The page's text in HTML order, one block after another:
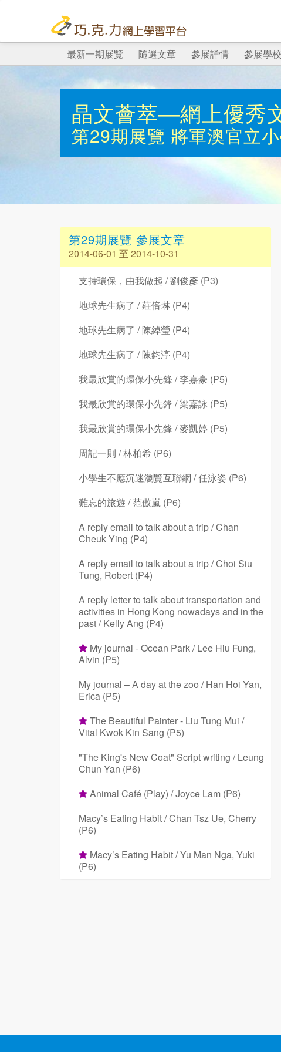
最新一期展覽 隨選文章 參展詳情 參展學校
晶文薈萃—網上優秀
第29期展覽 將軍澳官立
第29期展覽 參展文章
2014-06-01 至 2014-10-31
支持環保，由我做起 / 劉俊彥 (P3)
地球先生病了 / 莊倍琳 (P4)
地球先生病了 / 陳綽瑩 (P4)
地球先生病了 / 陳鈞渟 (P4)
我最欣賞的環保小先鋒 / 李嘉豪 (P5)
我最欣賞的環保小先鋒 / 梁嘉詠 (P5)
我最欣賞的環保小先鋒 / 麥凱婷 (P5)
周記一則 / 林柏希 (P6)
小學生不應沉迷瀏覽互聯網 / 任泳姿 (P6)
難忘的旅遊 / 范傲嵐 (P6)
A reply email to talk about a trip / Chan
Cheuk Ying (P4)
A reply email to talk about a trip / Choi Siu
Tung, Robert (P4)
A reply letter to talk about transportation and
activities in Hong Kong nowadays and in the
past / Kelly Ang (P4)
My journal - Ocean Park / Lee Hiu Fung,
Alvin (P5)
My journal – A day at the zoo / Han Hoi Yan,
Erica (P5)
The Beautiful Painter - Liu Tung Mui /
Vital Kwok Kin Sang (P5)
"The King's New Coat" Script writing / Leung
Chun Yan (P6)
Animal Café (Play) / Joyce Lam (P6)
Macy’s Eating Habit / Chan Tsz Ue, Cherry
(P6)
Macy’s Eating Habit / Yu Man Nga, Yuki
(P6)